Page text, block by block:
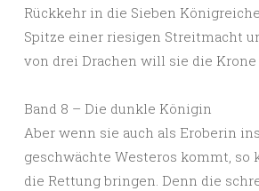
Rückkehr in die Sieben
Spitze einer riesigen Streitmacht
von drei Drachen will sie die Krone
Band 8 – Die dunkle Königin
Aber wenn sie auch als Eroberin
geschwächte Westeros kommt, so
die Rettung bringen. Denn die